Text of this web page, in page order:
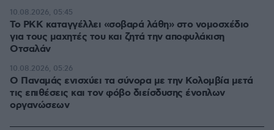
Το PKK καταγγέλλει «σοβαρά λάθη» στο νομοσχέδιο
για τους μαχητές του και ζητά την αποφυλάκιση
Οτσαλάν
10.08.2026, 05:45
O Παναμάς ενισχύει τα σύνορα με την Κολομβία μετά
τις επιθέσεις και τον φόβο διείσδυσης ένοπλων
οργανώσεων
10.08.2026, 05:26